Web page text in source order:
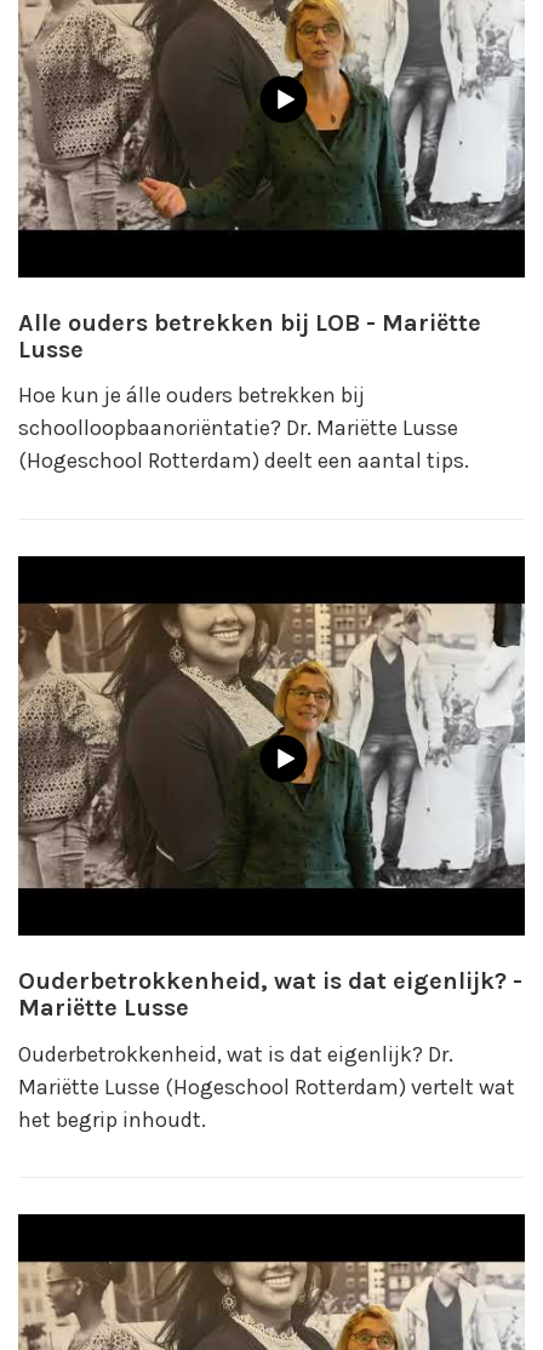
Alle ouders betrekken bij LOB - Mariëtte
Lusse
Hoe kun je álle ouders betrekken bij
schoolloopbaanoriëntatie? Dr. Mariëtte Lusse
(Hogeschool Rotterdam) deelt een aantal tips.
Ouderbetrokkenheid, wat is dat eigenlijk? -
Mariëtte Lusse
Ouderbetrokkenheid, wat is dat eigenlijk? Dr.
Mariëtte Lusse (Hogeschool Rotterdam) vertelt wat
het begrip inhoudt.